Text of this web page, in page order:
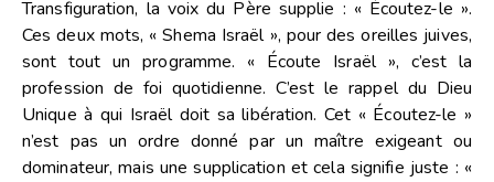
Transfiguration, la voix du Père supplie : « Écoutez-le ».
Ces deux mots, « Shema Israël », pour des oreilles juives,
sont tout un programme. « Écoute Israël », c’est la
profession de foi quotidienne. C’est le rappel du Dieu
Unique à qui Israël doit sa libération. Cet « Écoutez-le »
n’est pas un ordre donné par un maître exigeant ou
dominateur, mais une supplication et cela signifie juste : «